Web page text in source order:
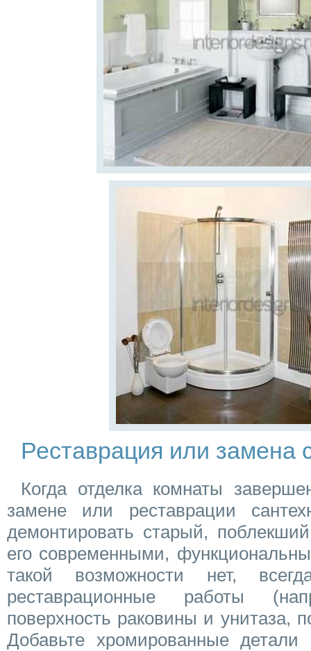
Реставрация или замена
Когда отделка комнаты
замене или реставрации
демонтировать старый,
его современными,
такой возможности нет,
реставрационные работы
поверхность раковины и унитаза,
Добавьте хромированные